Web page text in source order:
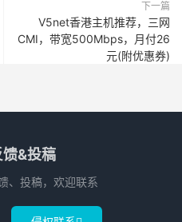
下一篇
V5net香港主机推荐，三网
CMI，带宽500Mbps，月付26
元(附优惠券)
&投稿
、投稿，欢迎联系